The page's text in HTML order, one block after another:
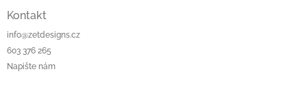
Kontakt
info@zetdesigns.cz
603 376 265
Napište nám